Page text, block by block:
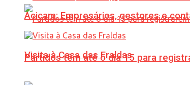
Partidos têm até o dia 15 para
Acicam: Empresários, gestores e
Visita à Casa das Fraldas